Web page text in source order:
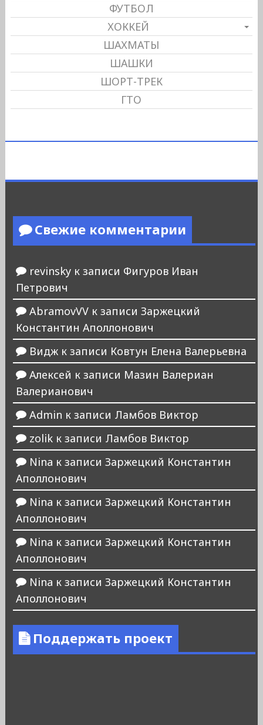
ФУТБОЛ
ХОККЕЙ
ШАХМАТЫ
ШАШКИ
ШОРТ-ТРЕК
ГТО
Свежие комментарии
revinskyк записи Фигуров Иван
Петрович
AbramovVVк записи Заржецкий
Константин Аполлонович
Виджк записи Ковтун Елена Валерьевна
Алексей к записи Мазин Валериан
Валерианович
Admin к записи Ламбов Виктор
zolikк записи Ламбов Виктор
Nina к записи Заржецкий Константин
Аполлонович
Nina к записи Заржецкий Константин
Аполлонович
Nina к записи Заржецкий Константин
Аполлонович
Nina к записи Заржецкий Константин
Аполлонович
Поддержать проект